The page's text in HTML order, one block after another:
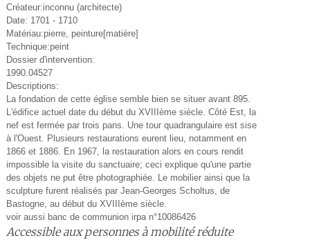
Créateur:inconnu (architecte)
Date: 1701 - 1710
Matériau:pierre, peinture[matière]
Technique:peint
Dossier d'intervention:
1990.04527
Descriptions:
La fondation de cette église semble bien se situer avant 895.
L'édifice actuel date du début du XVIIIème siècle. Côté Est, la
nef est fermée par trois pans. Une tour quadrangulaire est sise
à l'Ouest. Plusieurs restaurations eurent lieu, notamment en
1866 et 1886. En 1967, la restauration alors en cours rendit
impossible la visite du sanctuaire; ceci explique qu'une partie
des objets ne put être photographiée. Le mobilier ainsi que la
sculpture furent réalisés par Jean-Georges Scholtus, de
Bastogne, au début du XVIIIème siècle.
voir aussi banc de communion irpa n°10086426
Accessible aux personnes à mobilité réduite